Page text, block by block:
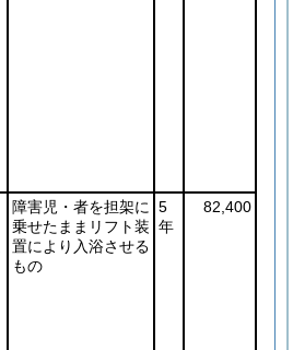
障害児・者を担架に
乗せたままリフト装
置により入浴させる
もの
5
年
82,400